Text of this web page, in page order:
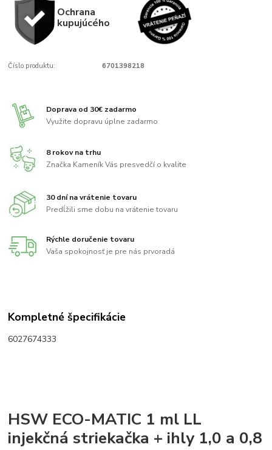
Ochrana
kupujúcého
Číslo produktu: 6701398218
Doprava od 30€ zadarmo
Využite dopravu úplne zadarmo
8 rokov na trhu
Značka Kameník Vás presvedčí o kvalite
30 dní na vrátenie tovaru
Predĺžili sme dobu na vrátenie tovaru
Rýchle doručenie tovaru
Vaša spokojnosť je pre nás prvoradá
Kompletné špecifikácie
6027674333
HSW ECO-MATIC 1 ml LL
injekčná striekačka + ihly 1,0 a 0,8